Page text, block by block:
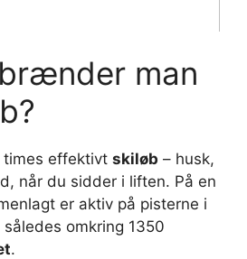
man
times effektivt skiløb – husk,
når du sidder i liften. På en
er aktiv på pisterne i
omkring 1350
.